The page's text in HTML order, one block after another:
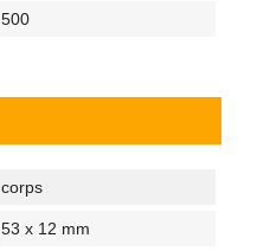
500
corps
53 x 12 mm